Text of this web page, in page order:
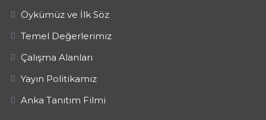
Öykümüz ve İlk Söz
Temel Değerlerimiz
Çalışma Alanları
Yayın Politikamız
Anka Tanıtım Filmi